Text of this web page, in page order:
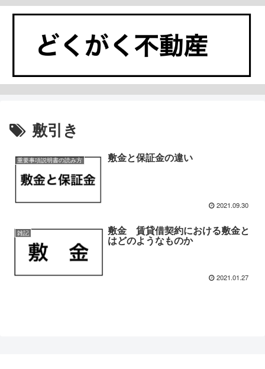
敷引き
重要事項説明書の読み方 敷金と保証金の違い
2021.09.30
雑記 敷金 賃貸借契約における敷金と
はどのようなものか
2021.01.27